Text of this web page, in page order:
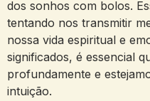
dos sonhos ⁤com bolos.
tentando nos transmitir
nossa ‍vida espiritual e
significados, é⁣ essencial
profundamente​ e⁢
intuição.